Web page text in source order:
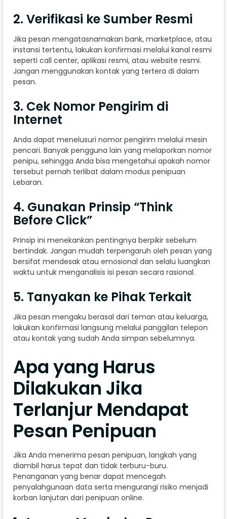
2. Verifikasi ke Sumber Resmi
Jika pesan mengatasnamakan bank, marketplace, atau
instansi tertentu, lakukan konfirmasi melalui kanal resmi
seperti call center, aplikasi resmi, atau website resmi.
Jangan menggunakan kontak yang tertera di dalam
pesan.
3. Cek Nomor Pengirim di
Internet
Anda dapat menelusuri nomor pengirim melalui mesin
pencari. Banyak pengguna lain yang melaporkan nomor
penipu, sehingga Anda bisa mengetahui apakah nomor
tersebut pernah terlibat dalam modus penipuan
Lebaran.
4. Gunakan Prinsip “Think
Before Click”
Prinsip ini menekankan pentingnya berpikir sebelum
bertindak. Jangan mudah terpengaruh oleh pesan yang
bersifat mendesak atau emosional dan selalu luangkan
waktu untuk menganalisis isi pesan secara rasional.
5. Tanyakan ke Pihak Terkait
Jika pesan mengaku berasal dari teman atau keluarga,
lakukan konfirmasi langsung melalui panggilan telepon
atau kontak yang sudah Anda simpan sebelumnya.
Apa yang Harus
Dilakukan Jika
Terlanjur Mendapat
Pesan Penipuan
Jika Anda menerima pesan penipuan, langkah yang
diambil harus tepat dan tidak terburu-buru.
Penanganan yang benar dapat mencegah
penyalahgunaan data serta mengurangi risiko menjadi
korban lanjutan dari penipuan online.